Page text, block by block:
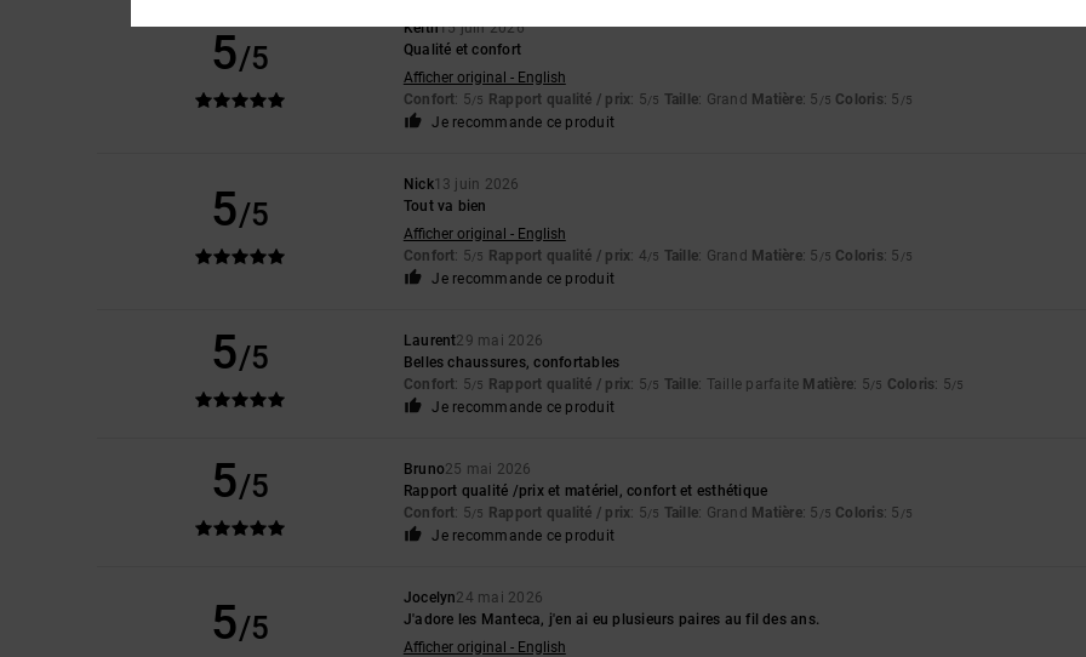
5/5
Keith15 juin 2026
Qualité et confort
Afficher original - English
Confort: 5/5 Rapport qualité / prix: 5/5 Taille: Grand Matière: 5 /5 Coloris: 5 /5
Je recommande ce produit
5/5
Nick13 juin 2026
Tout va bien
Afficher original - English
Confort: 5/5 Rapport qualité / prix: 4/5 Taille: Grand Matière: 5 /5 Coloris: 5 /5
Je recommande ce produit
5/5 Laurent29 mai 2026
Belles chaussures, confortables
Confort: 5/5 Rapport qualité / prix: 5/5 Taille: Taille parfaite Matière: 5/5 Coloris: 5/5
Je recommande ce produit
5/5 Bruno25 mai 2026
Rapport qualité /prix et matériel, confort et esthétique
Confort: 5/5 Rapport qualité / prix: 5/5 Taille: Grand Matière: 5 /5 Coloris: 5 /5
Je recommande ce produit
5/5
Jocelyn24 mai 2026
J'adore les Manteca, j'en ai eu plusieurs paires au fil des ans.
Afficher original - English